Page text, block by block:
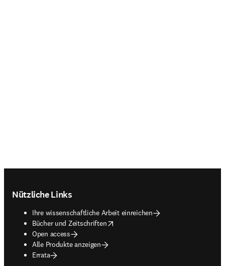
Nützliche Links
Ihre wissenschaftliche Arbeit einreichen
Bücher und Zeitschriften
opens in new tab/window
Open access
Alle Produkte anzeigen
Errata